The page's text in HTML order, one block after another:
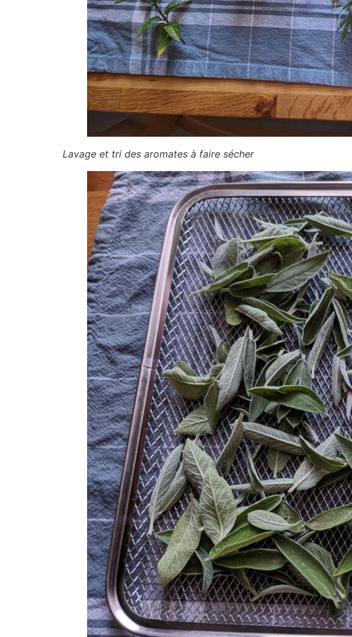
Lavage et tri des aromates à faire sécher